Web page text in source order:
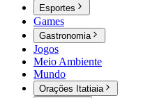
Esportes
Games
Gastronomia
Jogos
Meio Ambiente
Mundo
Orações Itatiaia